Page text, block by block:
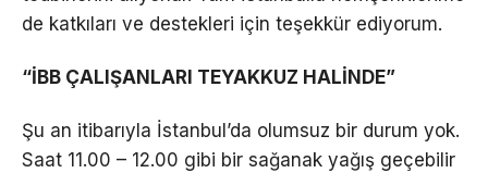
de katkıları ve destekleri için teşekkür ediyorum.
“İBB ÇALIŞANLARI TEYAKKUZ HALİNDE”
Şu an itibarıyla İstanbul’da olumsuz bir durum yok.
Saat 11.00 – 12.00 gibi bir sağanak yağış geçebilir